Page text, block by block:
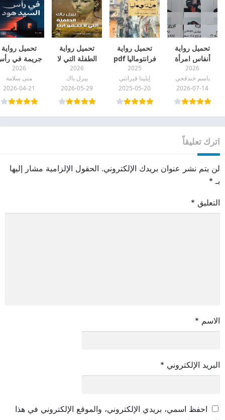
تحميل رواية
أنفاس امرأة
مخذولة pdf
2026
باسم خندقجي
2026-07-14
تحميل رواية
فرانتوماليا pdf
2025
إيلينا فيرانتي
2025-05-20
تحميل رواية
الطفلة التي لا
تنمو أبدا pdf
2026
بيرل باك
2026-05-29
تحميل رواية
جريمة في
السيد هود pdf
2026
منى سلامة
2026-04-21
اترك تعليقاً
لن يتم نشر عنوان بريدك الإلكتروني. الحقول الإلزامية مشار إليها
بـ *
التعليق *
الاسم *
البريد الإلكتروني *
احفظ اسمي، بريدي الإلكتروني، والموقع الإلكتروني في هذا